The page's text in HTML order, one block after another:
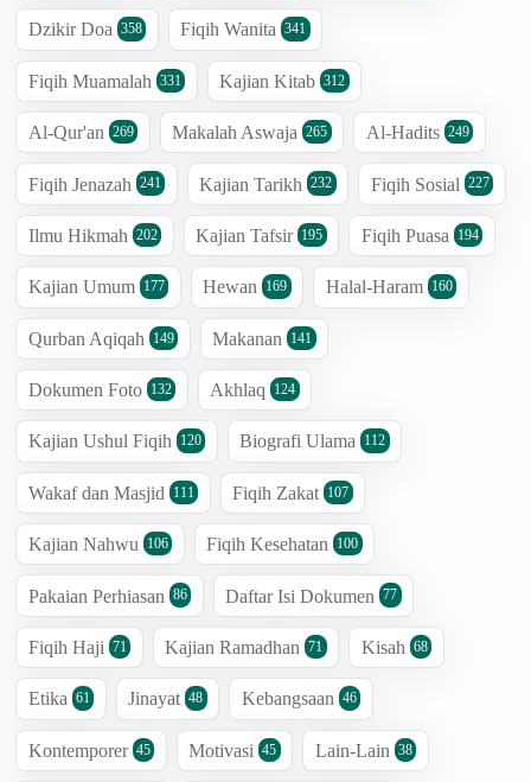
Dzikir Doa 358 Fiqih Wanita 341
Fiqih Muamalah 331 Kajian Kitab 312
Al-Qur'an 269 Makalah Aswaja 265 Al-Hadits 249
Fiqih Jenazah 241 Kajian Tarikh 232 Fiqih Sosial 227
Ilmu Hikmah 202 Kajian Tafsir 195 Fiqih Puasa 194
Kajian Umum 177 Hewan 169 Halal-Haram 160
Qurban Aqiqah 149 Makanan 141
Dokumen Foto 132 Akhlaq 124
Kajian Ushul Fiqih 120 Biografi Ulama 112
Wakaf dan Masjid 111 Fiqih Zakat 107
Kajian Nahwu 106 Fiqih Kesehatan 100
Pakaian Perhiasan 86 Daftar Isi Dokumen 77
Fiqih Haji 71 Kajian Ramadhan 71 Kisah 68
Etika 61 Jinayat 48 Kebangsaan 46
Kontemporer 45 Motivasi 45 Lain-Lain 38